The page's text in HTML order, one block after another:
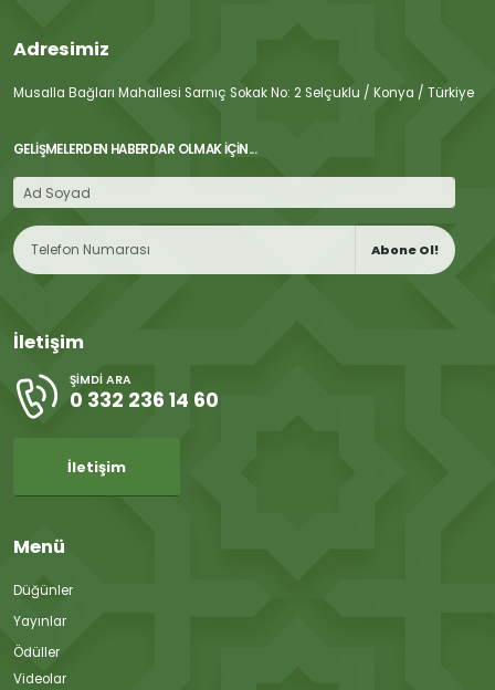
Adresimiz
Musalla Bağları Mahallesi Sarnıç Sokak No: 2 Selçuklu / Konya / Türkiye
GELIŞMELERDEN HABERDAR OLMAK İÇIN...
Abone Ol!
İletişim
ŞIMDI ARA
0 332 236 14 60
İletişim
Menü
Düğünler
Yayınlar
Ödüller
Videolar